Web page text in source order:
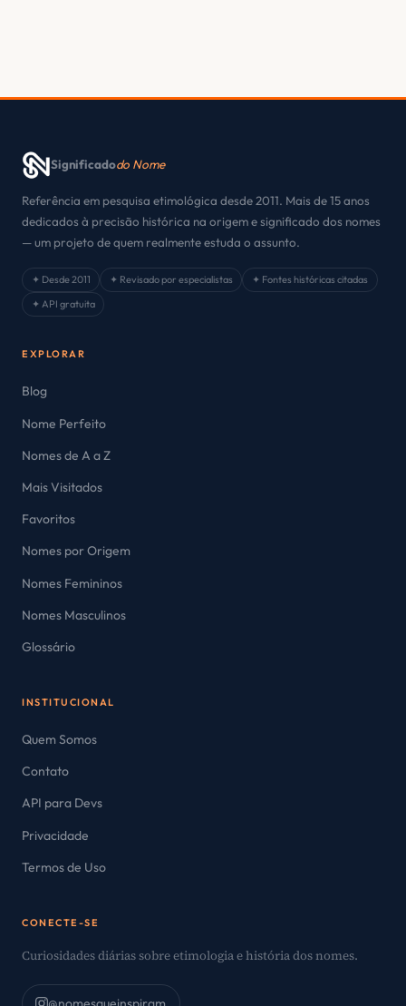
Significadodo Nome
Referência em pesquisa etimológica desde 2011. Mais de 15 anos
dedicados à precisão histórica na origem e significado dos nomes
— um projeto de quem realmente estuda o assunto.
✦ Desde 2011 ✦ Revisado por especialistas
✦ Fontes históricas citadas
✦ API gratuita
EXPLORAR
Blog
Nome Perfeito
Nomes de A a Z
Mais Visitados
Favoritos
Nomes por Origem
Nomes Femininos
Nomes Masculinos
Glossário
INSTITUCIONAL
Quem Somos
Contato
API para Devs
Privacidade
Termos de Uso
CONECTE-SE
Curiosidades diárias sobre etimologia e história dos nomes.